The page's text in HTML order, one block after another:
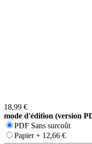
18,99 €
mode d'édition (version
PDF Sans surcoût
Papier + 12,66 €